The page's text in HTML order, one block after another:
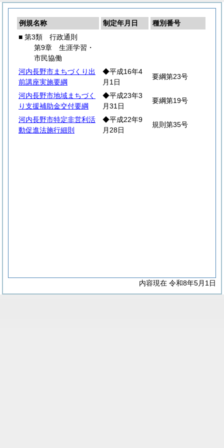
例規名称 制定年月日
種別番号
■ 第3類 行政通則
第9章 生涯学習・
市民協働
河内長野市まちづくり出
前講座実施要綱
◆平成16年4
月1日
要綱第23号
河内長野市地域まちづく
り支援補助金交付要綱
◆平成23年3
月31日
要綱第19号
河内長野市特定非営利活
動促進法施行細則
◆平成22年9
月28日
規則第35号
内容現在 令和8年5月1日